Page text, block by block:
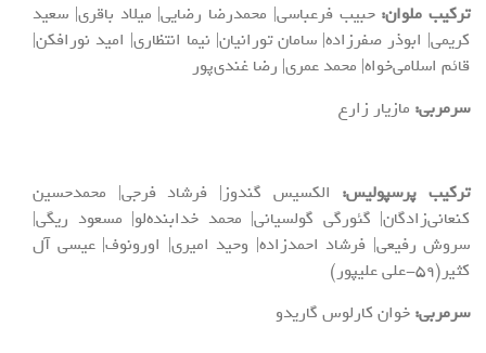
ترکیب ملوان:حبیب فرعباسی| محمدرضا رضایی| میلاد باقری| سعید
کریمی| ابوذر صفرزاده| سامان تورانیان| نیما انتظاری| امید نورافکن|
قائم اسلامی‌خواه| محمد عمری| رضا غندی‌پور
سرمربی: مازیار زارع
ترکیب پرسپولیس: الکسیس گندوز| فرشاد فرجی| محمدحسین
کنعانی‌زادگان| گئورگی گولسیانی| محمد خدابنده‌لو| مسعود ریگی|
سروش رفیعی| فرشاد احمدزاده| وحید امیری| اورونوف| عیسی آل
کثیر(۵۹-علی علیپور)
سرمربی: خوان کارلوس گاریدو